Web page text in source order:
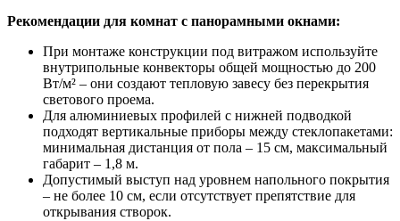
Рекомендации для комнат с панорамными окнами:
При монтаже конструкции под витражом используйте
внутрипольные конвекторы общей мощностью до 200
Вт/м² – они создают тепловую завесу без перекрытия
светового проема.
Для алюминиевых профилей с нижней подводкой
подходят вертикальные приборы между стеклопакетами:
минимальная дистанция от пола – 15 см, максимальный
габарит – 1,8 м.
Допустимый выступ над уровнем напольного покрытия
– не более 10 см, если отсутствует препятствие для
открывания створок.